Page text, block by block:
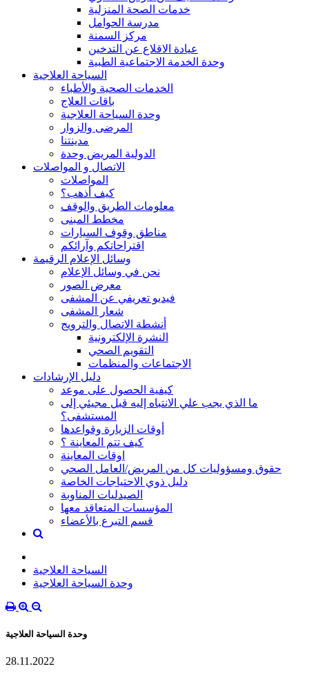
خدمات الصحة المنزلية
مدرسة الحوامل
مركز السمنة
عيادة الاقلاع عن التدخين
وحدة الخدمة الاجتماعية الطبية
السياحة العلاجية
الخدمات الصحية والأطباء
باقات العلاج
وحدة السياحة العلاجية
المرضى والزوار
مدينتنا
الدولية المريض وحدة
الاتصال و المواصلات
المواصلات
كيف أذهب؟
معلومات الطريق والوقف
مخطط المبنى
مناطق وقوف السيارات
اقتراحاتكم وآرائكم
وسائل الإعلام الرقيمة
نحن في وسائل الإعلام
معرض الصور
فيديو تعريفي عن المشفى
شعار المشفى
أنشطة الاتصال والترويج
النشرة الإلكترونية
التقويم الصحي
الاجتماعات والمنظمات
دليل الإرشادات
كيفية الحصول على موعد
ما الذي يجب علي الانتباه إليه قبل مجيئي إلى
المستشفى؟
أوقات الزيارة وقواعدها
كيف تتم المعاينة ؟
اوقات المعاينة
حقوق ومسؤوليات كل من المريض/العامل الصحي
دليل ذوي الاحتياجات الخاصة
الصيدليات المناوبة
المؤسسات المتعاقد معها
قسم التبرع بالأعضاء
السياحة العلاجية
وحدة السياحة العلاجية
وحدة السياحة العلاجية
28.11.2022